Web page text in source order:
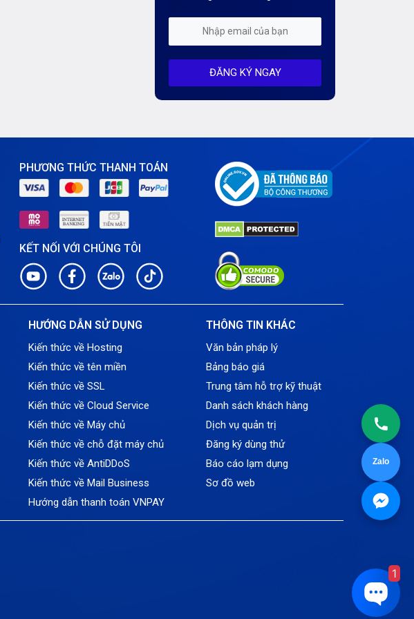
Zalo
Mỗi tuần 01 Server
Server Dedicated (Máy chủ riêng)
Server Windows
Thông báo
Thông tin chung
Thuê Chỗ Đặt Server
ĐĂNG KÝ NGAY
PHƯƠNG THỨC THANH TOÁN
KẾT NỐI VỚI CHÚNG TÔI
HƯỚNG DẪN SỬ DỤNG
Kiến thức về Hosting
Kiến thức về tên miền
Kiến thức về SSL
Kiến thức về Cloud Service
Kiến thức về Máy chủ
Kiến thức về chỗ đặt máy chủ
Kiến thức về AntiDDoS
Kiến thức về Mail Business
Hướng dẫn thanh toán VNPAY
THÔNG TIN KHÁC
Văn bản pháp lý
Bảng báo giá
Trung tâm hỗ trợ kỹ thuật
Danh sách khách hàng
Dịch vụ quản trị
Đăng ký dùng thử
Báo cáo lạm dụng
Sơ đồ web
1